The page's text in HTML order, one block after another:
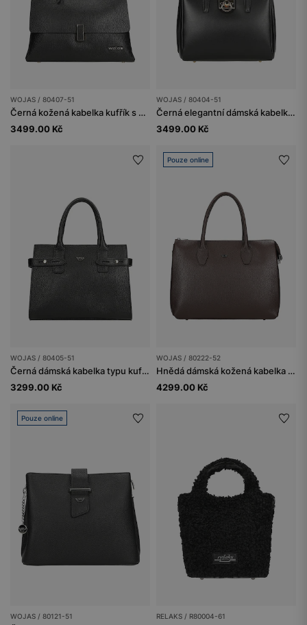
WOJAS / 80407-51
Černá kožená kabelka kufřík s kovovým zapínáním
3499.00 Kč
WOJAS / 80404-51
Černá elegantní dámská kabelka typu kufřík
3499.00 Kč
WOJAS / 80405-51
Černá dámská kabelka typu kufřík
3299.00 Kč
Pouze online
WOJAS / 80222-52
Hnědá dámská kožená kabelka typu kufřík
4299.00 Kč
Pouze online
WOJAS / 80121-51 RELAKS / R80004-61